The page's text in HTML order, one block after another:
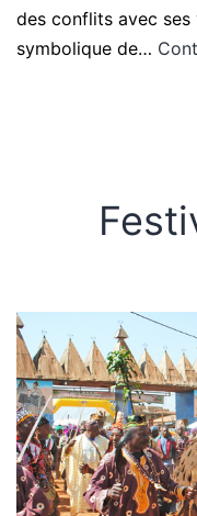
des conflits avec
symbolique de…